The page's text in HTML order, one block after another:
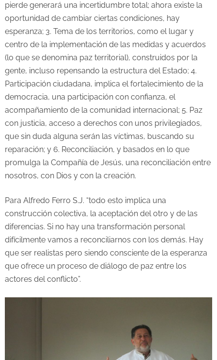
pierde generará una incertidumbre total; ahora existe la
oportunidad de cambiar ciertas condiciones, hay
esperanza; 3. Tema de los territorios, como el lugar y
centro de la implementación de las medidas y acuerdos
(lo que se denomina paz territorial), construidos por la
gente, incluso repensando la estructura del Estado; 4.
Participación ciudadana, implica el fortalecimiento de la
democracia, una participación con confianza, el
acompañamiento de la comunidad internacional; 5. Paz
con justicia, acceso a derechos con unos privilegiados,
que sin duda alguna serán las víctimas, buscando su
reparación; y 6. Reconciliación, y basados en lo que
promulga la Compañía de Jesús, una reconciliación entre
nosotros, con Dios y con la creación.
Para Alfredo Ferro S.J. “todo esto implica una
construcción colectiva, la aceptación del otro y de las
diferencias. Si no hay una transformación personal
difícilmente vamos a reconciliarnos con los demás. Hay
que ser realistas pero siendo consciente de la esperanza
que ofrece un proceso de diálogo de paz entre los
actores del conflicto”.